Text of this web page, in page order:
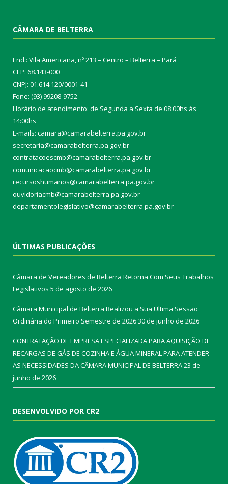
CÂMARA DE BELTERRA
End.: Vila Americana, nº 213 – Centro – Belterra – Pará
CEP: 68.143-000
CNPJ: 01.614.120/0001-41
Fone: (93) 99208-9752
Horário de atendimento: de Segunda a Sexta de 08:00hs às
14:00hs
E-mails: camara@camarabelterra.pa.gov.br
secretaria@camarabelterra.pa.gov.br
contratacoescmb@camarabelterra.pa.gov.br
comunicacaocmb@camarabelterra.pa.gov.br
recursoshumanos@camarabelterra.pa.gov.br
ouvidoriacmb@camarabelterra.pa.gov.br
departamentolegislativo@camarabelterra.pa.gov.br
ÚLTIMAS PUBLICAÇÕES
Câmara de Vereadores de Belterra Retorna Com Seus Trabalhos
Legislativos 5 de agosto de 2026
Câmara Municipal de Belterra Realizou a Sua Ultima Sessão
Ordinária do Primeiro Semestre de 202630 de junho de 2026
CONTRATAÇÃO DE EMPRESA ESPECIALIZADA PARA AQUISIÇÃO DE
RECARGAS DE GÁS DE COZINHA E ÁGUA MINERAL PARA ATENDER
AS NECESSIDADES DA CÂMARA MUNICIPAL DE BELTERRA23 de
junho de 2026
DESENVOLVIDO POR CR2